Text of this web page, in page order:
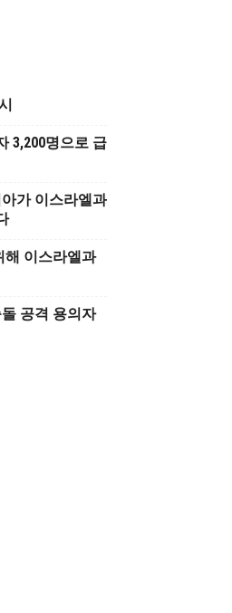
3,200명으로 급
가 이스라엘과
해 이스라엘과
공격 용의자